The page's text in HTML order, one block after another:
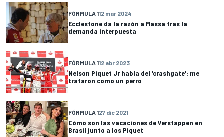
FÓRMULA 112 mar 2024
Ecclestone da la razón a Massa tras la
demanda interpuesta
FÓRMULA 112 abr 2023
Nelson Piquet Jr habla del 'crashgate': me
trataron como un perro
FÓRMULA 127 dic 2021
Cómo son las vacaciones de Verstappen en
Brasil junto a los Piquet